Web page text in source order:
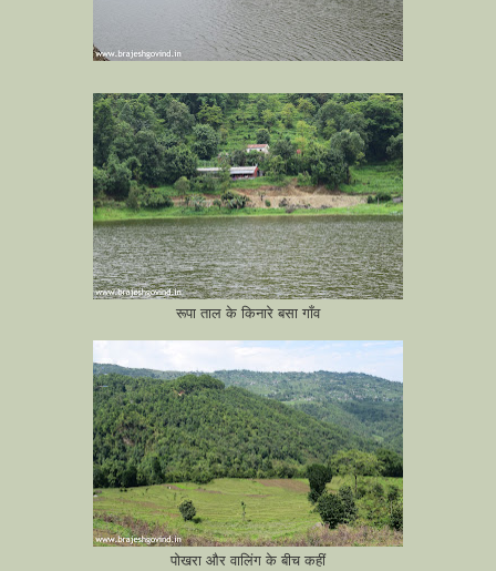
रूपा ताल के किनारे बसा गाँव
पोखरा और वालिंग के बीच कहीं